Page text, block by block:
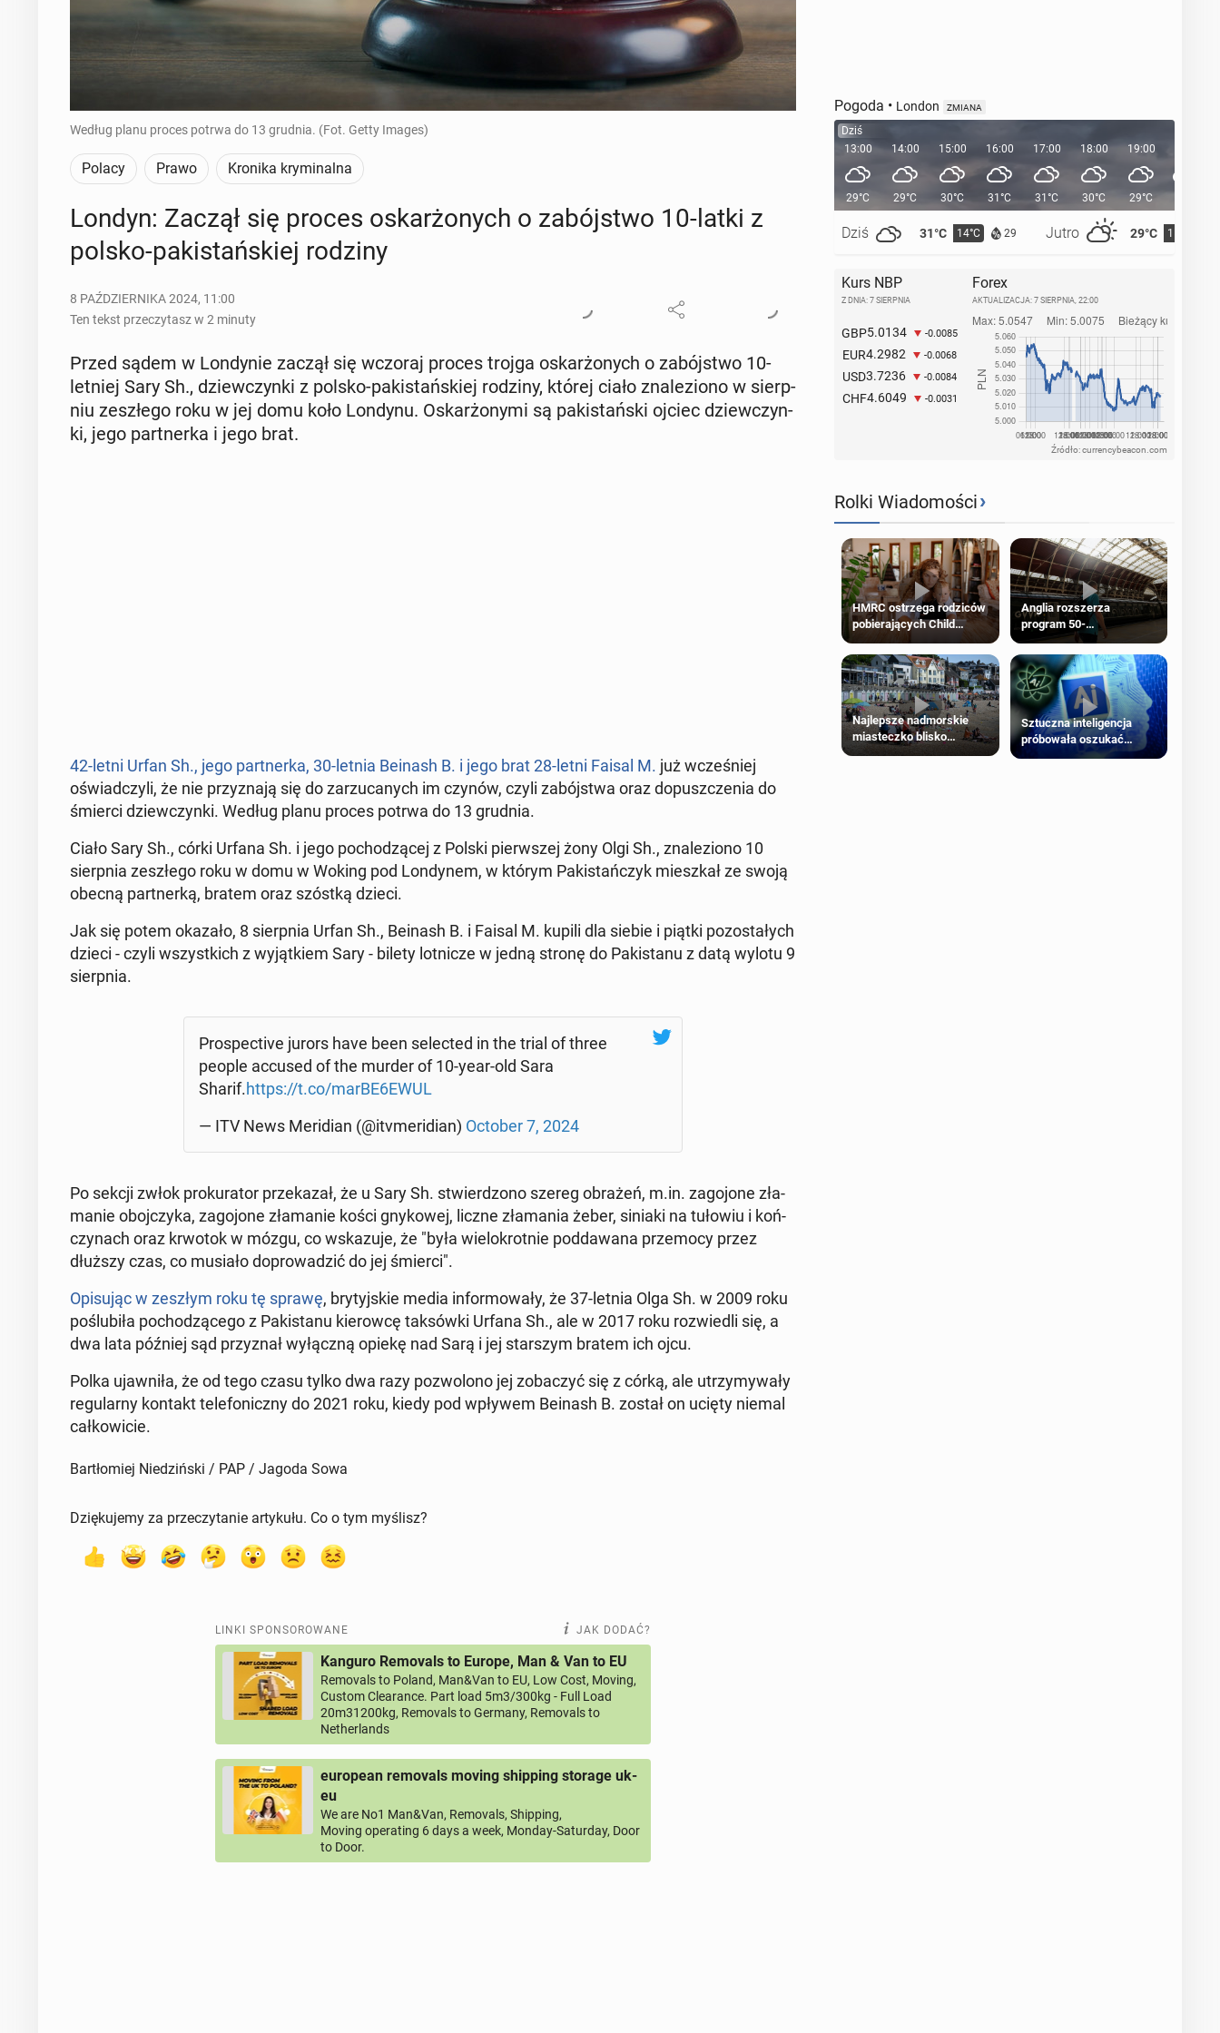
Według planu proces potrwa do 13 grudnia. (Fot. Getty Images)
Polacy Prawo Kronika kryminalna
Londyn: Zaczął się proces oskar­żo­nych o za­bój­stwo 10-latki z
polsko-pa­ki­stań­skiej rodziny
8 PAŹDZIERNIKA 2024, 11:00
Ten tekst przeczytasz w 2 minuty
Przed sądem w Lon­dy­nie zaczął się wczoraj proces trojga oskar­żo­nych o za­bój­stwo 10-
letniej Sary Sh., dziew­czyn­ki z polsko-pa­ki­stań­skiej rodziny, której ciało zna­le­zio­no w sierp­
niu ze­szłe­go roku w jej domu koło Londynu. Oskar­żo­ny­mi są pa­ki­stań­ski ojciec dziew­czyn­
ki, jego part­ner­ka i jego brat.
42-letni Urfan Sh., jego part­ner­ka, 30-letnia Beinash B. i jego brat 28-letni Faisal M. już wcze­śniej
oświad­czy­li, że nie przy­zna­ją się do za­rzu­ca­nych im czynów, czyli za­bój­stwa oraz do­pusz­cze­nia do
śmierci dziew­czyn­ki. Według planu proces potrwa do 13 grudnia.
Ciało Sary Sh., córki Urfana Sh. i jego po­cho­dzą­cej z Polski pierw­szej żony Olgi Sh., zna­le­zio­no 10
sierp­nia ze­szłe­go roku w domu w Woking pod Lon­dy­nem, w którym Pa­ki­stań­czyk miesz­kał ze swoją
obecną part­ner­ką, bratem oraz szóstką dzieci.
Jak się potem okazało, 8 sierp­nia Urfan Sh., Beinash B. i Faisal M. kupili dla siebie i piątki po­zo­sta­łych
dzieci - czyli wszyst­kich z wy­jąt­kiem Sary - bilety lot­ni­cze w jedną stronę do Pa­ki­sta­nu z datą wylotu 9
sierp­nia.
Pro­spec­ti­ve jurors have been se­lec­ted in the trial of three
people accused of the murder of 10-year-old Sara
Sharif.https://t.co/marBE6EWUL
— ITV News Me­ri­dian (@itvme­ri­dian) October 7, 2024
Po sekcji zwłok pro­ku­ra­tor prze­ka­zał, że u Sary Sh. stwier­dzo­no szereg obrażeń, m.in. za­go­jo­ne zła­
ma­nie oboj­czy­ka, za­go­jo­ne zła­ma­nie kości gny­ko­wej, liczne zła­ma­nia żeber, siniaki na tułowiu i koń­
czy­nach oraz krwotok w mózgu, co wska­zu­je, że "była wie­lo­krot­nie pod­da­wa­na prze­mo­cy przez
dłuższy czas, co musiało do­pro­wa­dzić do jej śmierci".
Opi­su­jąc w zeszłym roku tę sprawę, bry­tyj­skie media in­for­mo­wa­ły, że 37-letnia Olga Sh. w 2009 roku
po­ślu­bi­ła po­cho­dzą­ce­go z Pa­ki­sta­nu kie­row­cę tak­sów­ki Urfana Sh., ale w 2017 roku roz­wie­dli się, a
dwa lata później sąd przy­znał wy­łącz­ną opiekę nad Sarą i jej star­szym bratem ich ojcu.
Polka ujaw­ni­ła, że od tego czasu tylko dwa razy po­zwo­lo­no jej zo­ba­czyć się z córką, ale utrzy­my­wa­ły
re­gu­lar­ny kontakt te­le­fo­nicz­ny do 2021 roku, kiedy pod wpływem Beinash B. został on ucięty niemal
cał­ko­wi­cie.
Bartłomiej Niedziński / PAP / Jagoda Sowa
Dziękujemy za przeczytanie artykułu. Co o tym myślisz?
LINKI SPONSOROWANE JAK DODAĆ?
Kanguro Removals to Europe, Man & Van to EU
Removals to Poland, Man&Van to EU, Low Cost, Moving,
Custom Clearance. Part load 5m3/300kg - Full Load
20m31200kg, Removals to Germany, Removals to
Netherlands
european removals moving shipping storage uk-
eu
We are No1 Man&Van, Removals, Shipping,
Moving operating 6 days a week, Monday-Saturday, Door
to Door.
Pogoda • London ZMIANA
Dziś
13:00
29°C
Dziś 31°C 14°C 29 Jutro 29°C 15°C
14:00
29°C
15:00
30°C
16:00
31°C
17:00
31°C
18:00
30°C
19:00
29°C
Kurs NBP
Z DNIA: 7 SIERPNIA
GBP5.0134 -0.0085
EUR4.2982 -0.0068
USD3.7236 -0.0084
CHF4.6049 -0.0031
Forex
AKTUALIZACJA: 7 SIERPNIA, 22:00
Źródło: currencybeacon.com
Rolki Wiadomości›
HMRC ostrzega rodziców
pobierających Child
Benefit. Mogą być
zobowiązani do zwrotu
zasiłku
Anglia rozszerza
program 50-
procentowych zniżek
kolejowych na 18-latków
Najlepsze nadmorskie
miasteczko blisko
Sztuczna inteligencja
próbowała oszukać
człowieka